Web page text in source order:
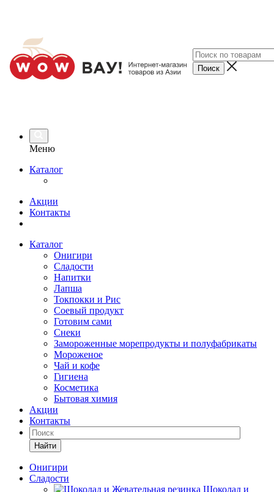
Меню
Каталог
Акции
Контакты
Каталог
Онигири
Сладости
Напитки
Лапша
Токпокки и Рис
Соевый продукт
Готовим сами
Снеки
Замороженные морепродукты и полуфабрикаты
Мороженое
Чай и кофе
Гигиена
Косметика
Бытовая химия
Акции
Контакты
Найти
Онигири
Сладости
Шоколад и